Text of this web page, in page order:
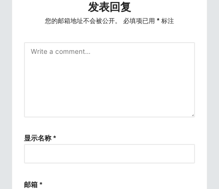
发表回复
您的邮箱地址不会被公开。 必填项已用 * 标注
显示名称 *
邮箱 *